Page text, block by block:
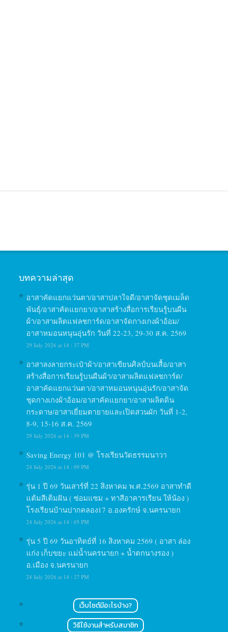
บทความล่าสุด
อาสาคัดแยกแว่นตา/อาสาปลาใจดี/อาสาจัดชุดเมล็ด
พันธุ์/อาสาคัดแยกยา/อาสาสร้างสื่อการเรียนรู้บนผืน
ผ้า/อาสาผลิตแฟลชการ์ด/อาสาจัดกางเกงผ้าอ้อม/
อาสาหมอนหนุนอุ่นรัก วันที่ 22-23, 29-30 ส.ค. 2569
29 July 2026 at 14 : 37 PM
อาสาลงลายกระเป๋าผ้า/อาสาเขียนศิลป์บนเสื้อ/อาสา
สร้างสื่อการเรียนรู้บนผืนผ้า/อาสาผลิตแฟลชการ์ด/
อาสาคัดแยกแว่นตา/อาสาหมอนหนุนอุ่นรัก/อาสาจัด
ชุดกางเกงผ้าอ้อม/อาสาคัดแยกยา/อาสาผลิตดิน
กระดาษ/อาสาเยี่ยมตายายและเปิดสวนผัก วันที่ 1-2,
8-9, 15-16 ส.ค. 2569
29 July 2026 at 14 : 39 PM
Saving Energy 101 @ โรงเรียนวัดธรรมนาวา
24 July 2026 at 14 : 09 PM
รุ่น 1 ปี 69 วันเสาร์ที่ 22 สิงหาคม พ.ศ.2569 อาสาทำดี
แต้มสีเติมฝัน ( ซ่อมแซม + ทาสีอาคารเรียน ให้น้อง )
โรงเรียนบ้านปากคลอง17 อ.องครักษ์ จ.นครนายก
24 July 2026 at 14 : 05 PM
รุ่น 5 ปี 69 วันอาทิตย์ที่ 16 สิงหาคม 2569 ( อาสา ล่อง
แก่ง เก็บขยะ แม่น้ำนครนายก + น้ำตกนางรอง )
อ.เมือง จ.นครนายก
24 July 2026 at 14 : 27 PM
เว็บไซต์มีอะไรบ้าง?
วิธีใช้งานสำหรับสมาชิก